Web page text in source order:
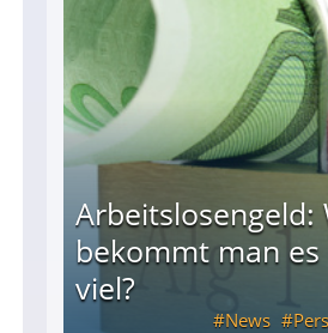
Arbeitslosengeld:
bekommt man
viel?
News